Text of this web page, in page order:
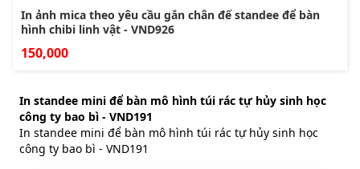
In ảnh mica theo yêu cầu gắn chân đế standee để bàn
hình chibi linh vật - VND926
150,000
In standee mini để bàn mô hình túi rác tự hủy sinh học
công ty bao bì - VND191
In standee mini để bàn mô hình túi rác tự hủy sinh học
công ty bao bì - VND191